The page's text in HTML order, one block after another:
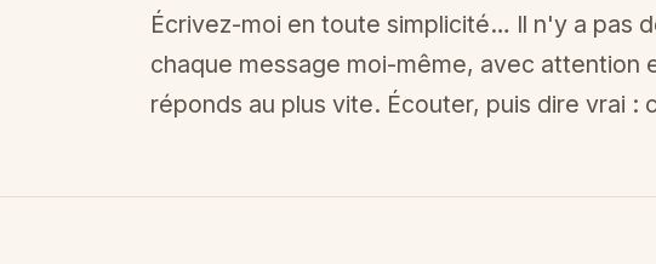
Écrivez-moi en toute simplicité… Il n'y a pas
chaque message moi-même, avec
réponds au plus vite. Écouter, puis dire vrai :